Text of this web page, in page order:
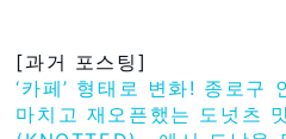
[과거 포스팅]
‘카페’ 형태로 변화! 종로구
마치고 재오픈했는 도넛츠